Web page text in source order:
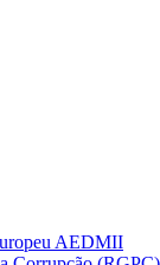
AEDMII